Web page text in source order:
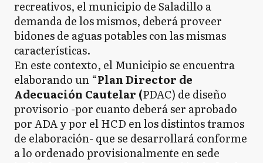
recreativos, el municipio de Saladillo a
demanda de los mismos, deberá proveer
bidones de aguas potables con las mismas
características.
En este contexto, el Municipio se encuentra
elaborando un “Plan Director de
Adecuación Cautelar (PDAC) de diseño
provisorio -por cuanto deberá ser aprobado
por ADA y por el HCD en los distintos tramos
de elaboración- que se desarrollará conforme
a lo ordenado provisionalmente en sede